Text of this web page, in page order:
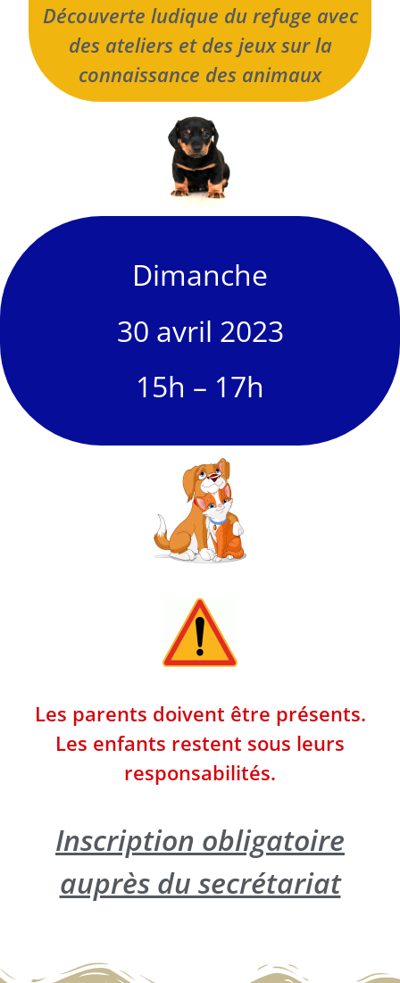
Découverte ludique du refuge avec
des ateliers et des jeux sur la
connaissance des animaux
Dimanche
30 avril 2023
15h – 17h
Les parents doivent être présents.
Les enfants restent sous leurs
responsabilités.
Inscription obligatoire
auprès du secrétariat